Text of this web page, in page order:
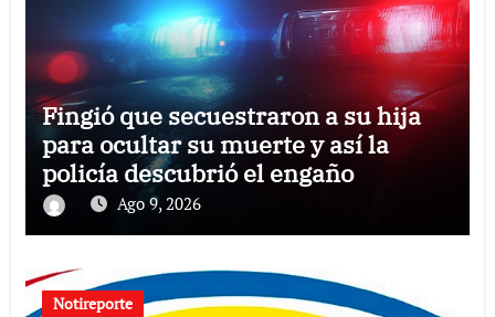
Fingió que secuestraron a su hija
para ocultar su muerte y así la
policía descubrió el engaño
Ago 9, 2026
Notireporte